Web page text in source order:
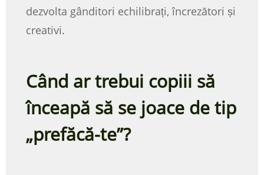
dezvolta gânditori echilibrați, încrezători și
creativi.
Când ar trebui copiii să
înceapă să se joace de tip
„prefăcă-te”?